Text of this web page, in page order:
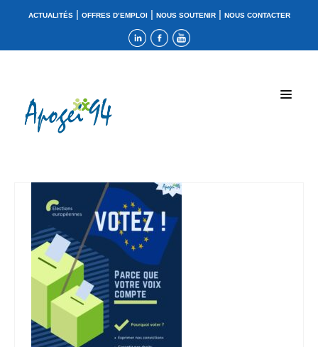
ACTUALITÉS| OFFRES D’EMPLOI| NOUS SOUTENIR| NOUS CONTACTER